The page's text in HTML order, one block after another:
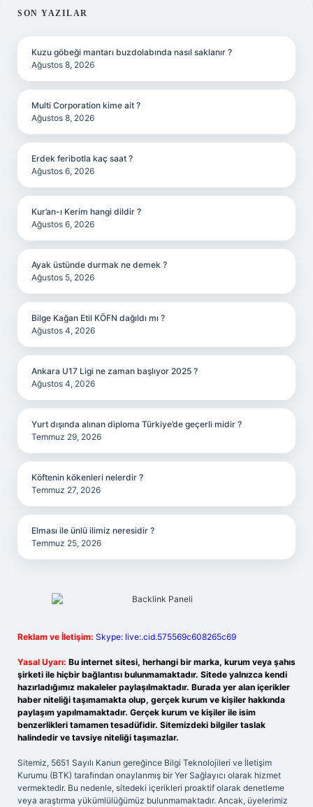
SIDEBAR
SON YAZILAR
Kuzu göbeği mantarı buzdolabında nasıl saklanır ?
Ağustos 8, 2026
Multi Corporation kime ait ?
Ağustos 8, 2026
Erdek feribotla kaç saat ?
Ağustos 6, 2026
Kur’an-ı Kerim hangi dildir ?
Ağustos 6, 2026
Ayak üstünde durmak ne demek ?
Ağustos 5, 2026
Bilge Kağan Etil KÖFN dağıldı mı ?
Ağustos 4, 2026
Ankara U17 Ligi ne zaman başlıyor 2025 ?
Ağustos 4, 2026
Yurt dışında alınan diploma Türkiye’de geçerli midir ?
Temmuz 29, 2026
Köftenin kökenleri nelerdir ?
Temmuz 27, 2026
Elması ile ünlü ilimiz neresidir ?
Temmuz 25, 2026
Reklam ve İletişim: Skype: live:.cid.575569c608265c69
Yasal Uyarı: Bu internet sitesi, herhangi bir marka, kurum veya şahıs
şirketi ile hiçbir bağlantısı bulunmamaktadır. Sitede yalnızca kendi
hazırladığımız makaleler paylaşılmaktadır. Burada yer alan içerikler
haber niteliği taşımamakta olup, gerçek kurum ve kişiler hakkında
paylaşım yapılmamaktadır. Gerçek kurum ve kişiler ile isim
benzerlikleri tamamen tesadüfidir. Sitemizdeki bilgiler taslak
halindedir ve tavsiye niteliği taşımazlar.
Sitemiz, 5651 Sayılı Kanun gereğince Bilgi Teknolojileri ve İletişim
Kurumu (BTK) tarafından onaylanmış bir Yer Sağlayıcı olarak hizmet
vermektedir. Bu nedenle, sitedeki içerikleri proaktif olarak denetleme
veya araştırma yükümlülüğümüz bulunmamaktadır. Ancak, üyelerimiz